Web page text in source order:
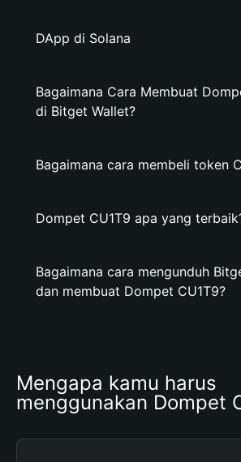
DApp di Solana
Bagaimana Cara Membuat
di Bitget Wallet?
Bagaimana cara membeli token
Dompet CU1T9 apa yang
Bagaimana cara mengunduh
dan membuat Dompet CU1T9?
Mengapa kamu harus
menggunakan Dompet